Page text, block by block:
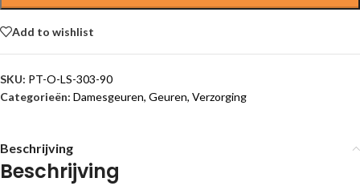
Add to wishlist
SKU: PT-O-LS-303-90
Categorieën: Damesgeuren, Geuren, Verzorging
Beschrijving
Beschrijving